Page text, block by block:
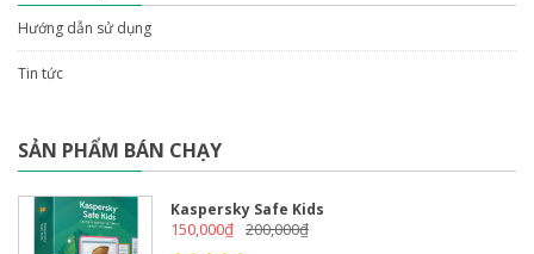
Hướng dẫn sử dụng
Tin tức
SẢN PHẨM BÁN CHẠY
Kaspersky Safe Kids
200,000₫
150,000₫